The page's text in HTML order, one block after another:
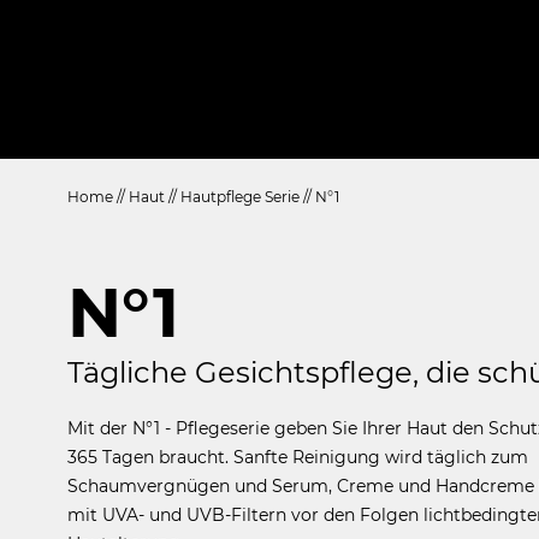
Home // Haut // Hautpflege Serie // N°1
N°1
Tägliche Gesichtspflege, die
Mit der N°1 - Pflegeserie geben Sie Ihrer Haut den
365 Tagen braucht. Sanfte Reinigung wird täglich zum
Schaumvergnügen und Serum, Creme und Handcreme
mit UVA- und UVB-Filtern vor den Folgen